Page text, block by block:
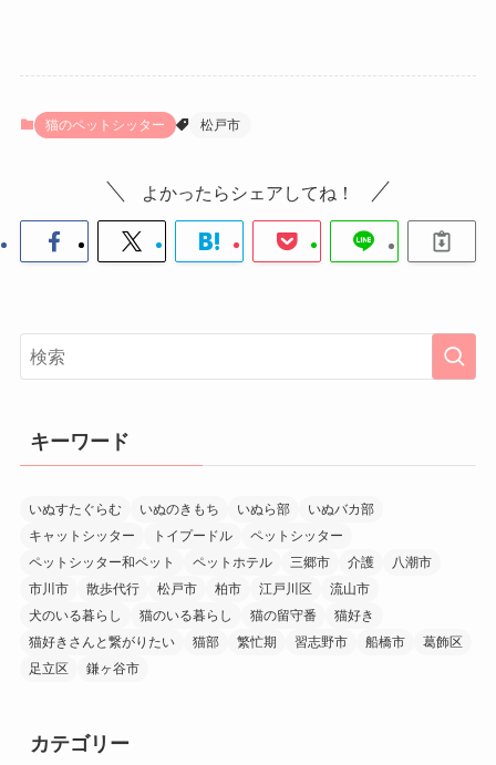
猫のペットシッター 松戸市
よかったらシェアしてね！
キーワード
いぬすたぐらむ いぬのきもち いぬら部
いぬバカ部
キャットシッター
トイプードル
ペットシッター
ペットシッター和ペット
ペットホテル 三郷市 介護
八潮市
市川市
散歩代行 松戸市 柏市 江戸川区
流山市
犬のいる暮らし
猫のいる暮らし 猫の留守番
猫好き
猫好きさんと繋がりたい
猫部 繁忙期 習志野市 船橋市
葛飾区
足立区
鎌ヶ谷市
カテゴリー